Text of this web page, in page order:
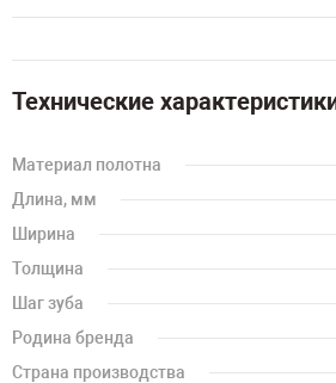
Технические
Материал полотна
Длина, мм
Ширина
Толщина
Шаг зуба
Родина бренда
Страна производства